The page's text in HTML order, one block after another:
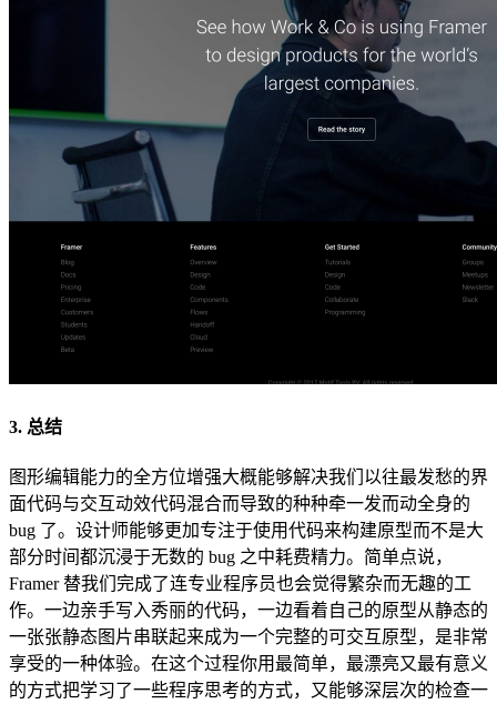
3. 总结
图形编辑能力的全方位增强大概能够解决我们以往最发愁的界
面代码与交互动效代码混合而导致的种种牵一发而动全身的
bug 了。设计师能够更加专注于使用代码来构建原型而不是大
部分时间都沉浸于无数的 bug 之中耗费精力。简单点说，
Framer 替我们完成了连专业程序员也会觉得繁杂而无趣的工
作。一边亲手写入秀丽的代码，一边看着自己的原型从静态的
一张张静态图片串联起来成为一个完整的可交互原型，是非常
享受的一种体验。在这个过程你用最简单，最漂亮又最有意义
的方式把学习了一些程序思考的方式，又能够深层次的检查一